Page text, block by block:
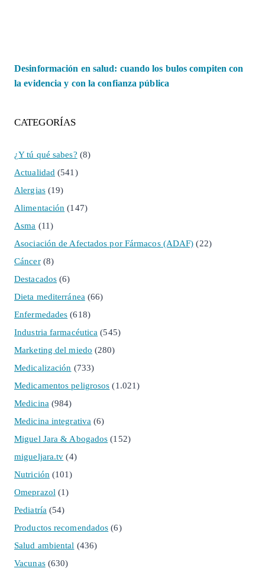
Desinformación en salud: cuando los bulos compiten con
la evidencia y con la confianza pública
CATEGORÍAS
¿Y tú qué sabes? (8)
Actualidad (541)
Alergias(19)
Alimentación (147)
Asma (11)
Asociación de Afectados por Fármacos (ADAF) (22)
Cáncer(8)
Destacados (6)
Dieta mediterránea (66)
Enfermedades (618)
Industria farmacéutica (545)
Marketing del miedo (280)
Medicalización (733)
Medicamentos peligrosos (1.021)
Medicina (984)
Medicina integrativa (6)
Miguel Jara & Abogados (152)
migueljara.tv (4)
Nutrición (101)
Omeprazol (1)
Pediatría (54)
Productos recomendados (6)
Salud ambiental (436)
Vacunas(630)